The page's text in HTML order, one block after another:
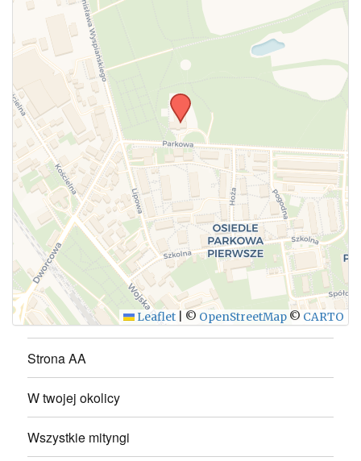
WYŚLIJ
Leaflet © OpenStreetMap © CARTO
Strona AA
W twojej okolicy
Wszystkie mityngi